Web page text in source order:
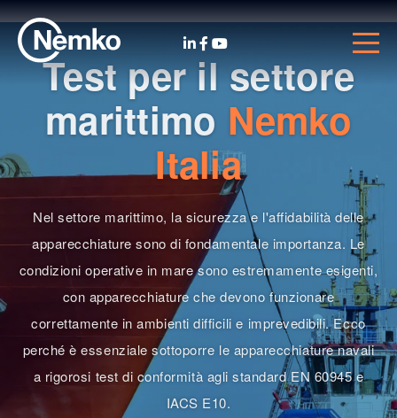
Test per il settore
marittimo Nemko
Italia
Nel settore marittimo, la sicurezza e l'affidabilità delle
apparecchiature sono di fondamentale importanza. Le
condizioni operative in mare sono estremamente esigenti,
con apparecchiature che devono funzionare
correttamente in ambienti difficili e imprevedibili. Ecco
perché è essenziale sottoporre le apparecchiature navali
a rigorosi test di conformità agli standard EN 60945 e
IACS E10.